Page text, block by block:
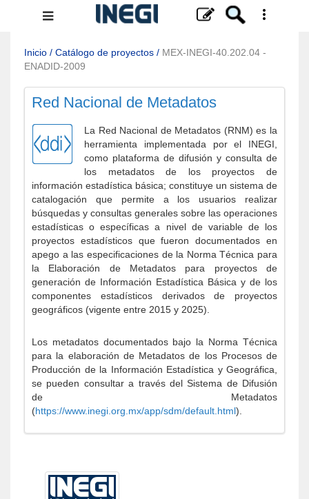
Menú
navegación
Inicio / Catálogo de proyectos / MEX-INEGI-40.202.04 -
ENADID-2009
Red Nacional de Metadatos
La Red Nacional de Metadatos (RNM) es la
herramienta implementada por el INEGI,
como plataforma de difusión y consulta de
los metadatos de los proyectos de
información estadística básica; constituye un sistema de
catalogación que permite a los usuarios realizar
búsquedas y consultas generales sobre las operaciones
estadísticas o específicas a nivel de variable de los
proyectos estadísticos que fueron documentados en
apego a las especificaciones de la Norma Técnica para
la Elaboración de Metadatos para proyectos de
generación de Información Estadística Básica y de los
componentes estadísticos derivados de proyectos
geográficos (vigente entre 2015 y 2025).
Los metadatos documentados bajo la Norma Técnica
para la elaboración de Metadatos de los Procesos de
Producción de la Información Estadística y Geográfica,
se pueden consultar a través del Sistema de Difusión
de Metadatos
(https://www.inegi.org.mx/app/sdm/default.html).